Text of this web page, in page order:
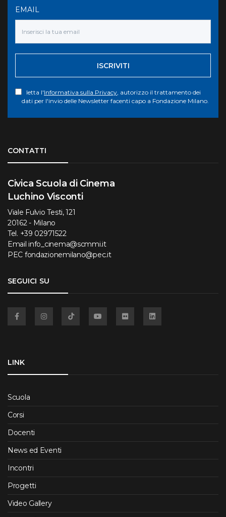
EMAIL
ISCRIVITI
letta l'Informativa sulla Privacy , autorizzo il trattamento dei
dati per l'invio delle Newsletter facenti capo a Fondazione Milano.
CONTATTI
Civica Scuola di Cinema
Luchino Visconti
Viale Fulvio Testi, 121
20162 - Milano
Tel. +39 02971522
Email info_cinema@scmmi.it
PEC fondazionemilano@pec.it
SEGUICI SU
LINK
Scuola
Corsi
Docenti
News ed Eventi
Incontri
Progetti
Video Gallery